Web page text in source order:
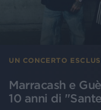
UN CONCERTO
Marracash e
10 anni di